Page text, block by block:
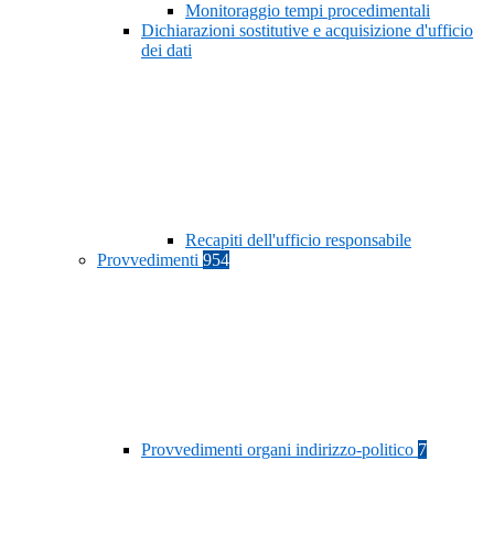
Monitoraggio tempi procedimentali
Dichiarazioni sostitutive e acquisizione d'ufficio
dei dati
Recapiti dell'ufficio responsabile
Provvedimenti 954
Provvedimenti organi indirizzo-politico 7